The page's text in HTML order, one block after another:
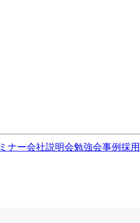
ナー会社説明会勉強会事例採用